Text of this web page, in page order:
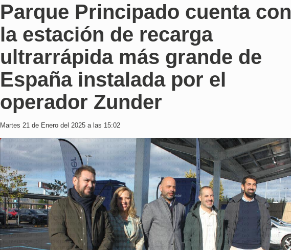
Parque Principado cuenta con
la estación de recarga
ultrarrápida más grande de
España instalada por el
operador Zunder
Martes 21 de Enero del 2025 a las 15:02